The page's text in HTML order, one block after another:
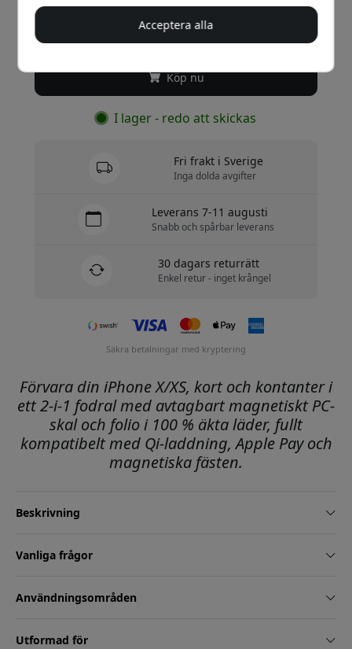
Rekommenderat pris
299 SEK
Köp nu
I lager - redo att skickas
Fri frakt i Sverige
Inga dolda avgifter
Leverans 7-11 augusti
Snabb och spårbar leverans
30 dagars returrätt
Enkel retur - inget krångel
Säkra betalningar med kryptering
Förvara din iPhone X/XS, kort och kontanter i
ett 2-i-1 fodral med avtagbart magnetiskt PC-
skal och folio i 100 % äkta läder, fullt
kompatibelt med Qi-laddning, Apple Pay och
magnetiska fästen.
Beskrivning
Vanliga frågor
Användningsområden
Utformad för
Acceptera alla